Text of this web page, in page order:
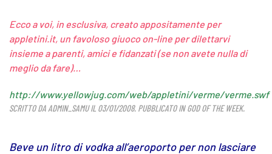
Ecco a voi, in esclusiva, creato appositamente per
appletini.it, un favoloso giuoco on-line per dilettarvi
insieme a parenti, amici e fidanzati (se non avete nulla di
meglio da fare)…
http://www.yellowjug.com/web/appletini/verme/verme.swf
SCRITTO DA ADMIN_SAMUIL 03/01/2008. PUBBLICATO INGOD OF THE WEEK.
Beve un litro di vodka all’aeroporto per non lasciare